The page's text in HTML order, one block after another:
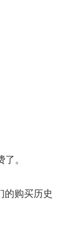
。
的购买历史